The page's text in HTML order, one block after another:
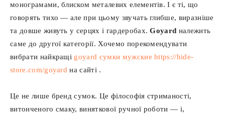
монограмами, блиском металевих елементів. І є ті, що
говорять тихо — але при цьому звучать глибше, виразніше
та довше живуть у серцях і гардеробах.Goyard належить
саме до другої категорії. Хочемо порекомендувати
вибрати найкращі goyard сумки мужские https://hide-
store.com/goyard на сайті .
Це не лише бренд сумок. Це філософія стриманості,
витонченого смаку, виняткової ручної роботи — і,